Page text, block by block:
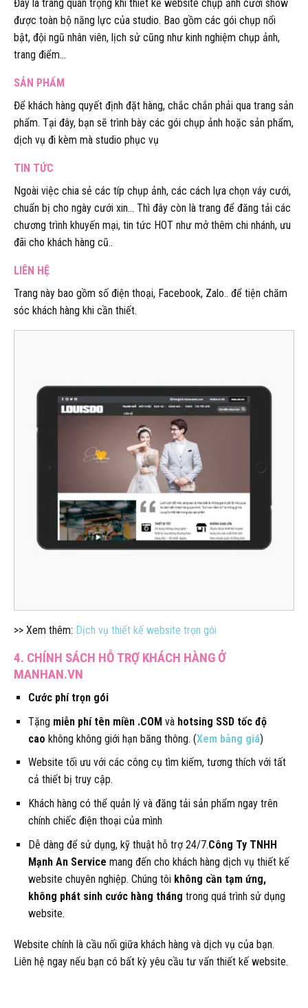
Đây là trang quan trọng khi thiết kế website chụp ảnh cưới show
được toàn bộ năng lực của studio. Bao gồm các gói chụp nổi
bật, đội ngũ nhân viên, lịch sử cũng như kinh nghiệm chụp ảnh,
trang điểm…
SẢN PHẨM
Để khách hàng quyết định đặt hàng, chắc chắn phải qua trang sản
phẩm. Tại đây, bạn sẽ trình bày các gói chụp ảnh hoặc sản phẩm,
dịch vụ đi kèm mà studio phục vụ
TIN TỨC
Ngoài việc chia sẻ các típ chụp ảnh, các cách lựa chọn váy cưới,
chuẩn bị cho ngày cưới xin… Thì đây còn là trang để đăng tải các
chương trình khuyến mại, tin tức HOT như mở thêm chi nhánh, ưu
đãi cho khách hàng cũ..
LIÊN HỆ
Trang này bao gồm số điện thoại, Facebook, Zalo.. để tiện chăm
sóc khách hàng khi cần thiết.
>> Xem thêm: Dịch vụ thiết kế website trọn gói
4. CHÍNH SÁCH HỖ TRỢ KHÁCH HÀNG Ở
MANHAN.VN
Cước phí trọn gói
Tặng miễn phí tên miền .COMvà hotsing SSD tốc độ
cao không không giới hạn băng thông. (Xem bảng giá)
Website tối ưu với các công cụ tìm kiếm, tương thích với tất
cả thiết bị truy cập.
Khách hàng có thể quản lý và đăng tải sản phẩm ngay trên
chính chiếc điện thoại của mình
Dễ dàng để sử dụng, kỹ thuật hỗ trợ 24/7.Công Ty TNHH
Mạnh An Service mang đến cho khách hàng dịch vụ thiết kế
website chuyên nghiệp. Chúng tôi không cần tạm ứng,
không phát sinh cước hàng tháng trong quá trình sử dụng
website.
Website chính là cầu nối giữa khách hàng và dịch vụ của bạn.
Liên hệ ngay nếu bạn có bất kỳ yêu cầu tư vấn thiết kế website.